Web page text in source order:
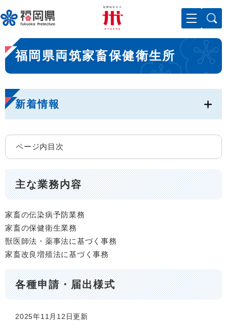
ー
ジ
先
頭
で
。
メニューを飛ばして本文へ
本
文
福岡県両筑家畜保健衛生所
新着情報
ページ内目次
主な業務内容
家畜の伝染病予防業務
家畜の保健衛生業務
獣医師法・薬事法に基づく事務
家畜改良増殖法に基づく事務
各種申請・届出様式
2025年11月12日更新